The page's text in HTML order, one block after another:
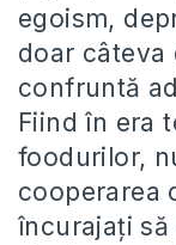
egoism,
doar câteva
confruntă
Fiind în era
foodurilor,
cooperarea
încurajați